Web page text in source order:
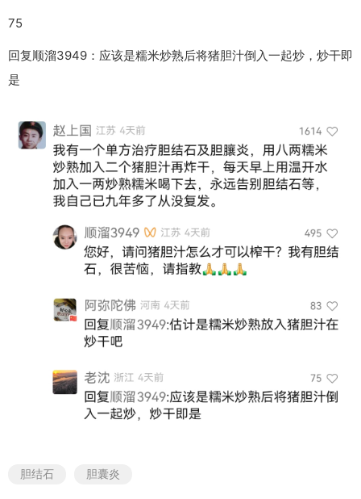
75
回复顺溜3949：应该是糯米炒熟后将猪胆汁倒入一起炒，炒干即
是
胆结石 胆囊炎